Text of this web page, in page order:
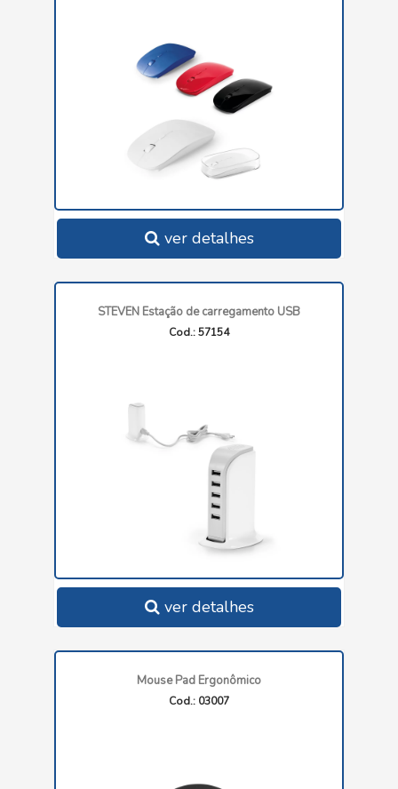
ver detalhes
STEVEN Estação de carregamento USB
Cod.: 57154
ver detalhes
Mouse Pad Ergonômico
Cod.: 03007